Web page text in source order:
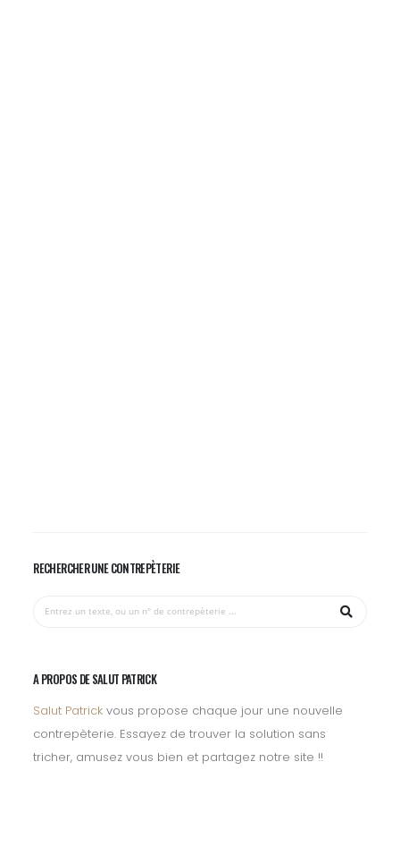
RECHERCHER UNE CONTREPÈTERIE
A PROPOS DE SALUT PATRICK
Salut Patrick vous propose chaque jour une nouvelle
contrepèterie. Essayez de trouver la solution sans
tricher, amusez vous bien et partagez notre site !!